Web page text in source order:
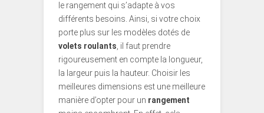
le rangement qui s’adapte à vos
différents besoins. Ainsi, si votre choix
porte plus sur les modèles dotés de
volets roulants , il faut prendre
rigoureusement en compte la longueur,
la largeur puis la hauteur. Choisir les
meilleures dimensions est une meilleure
manière d’opter pour un rangement